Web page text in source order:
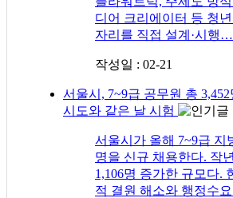
디어 크리에이터 등 청
자리를 직접 설계·시행…
작성일 : 02-21
서울시, 7~9급 공무원 총
시도와 같은 날 시험
서울시가 올해 7~9급 지
명을 신규 채용한다. 작
1,106명 증가한 규모다.
적 결원 해소와 행정수